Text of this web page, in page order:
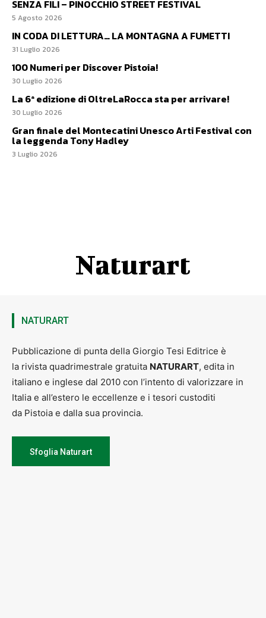
SENZA FILI – PINOCCHIO STREET FESTIVAL
5 Agosto 2026
IN CODA DI LETTURA… LA MONTAGNA A FUMETTI
31 Luglio 2026
100 Numeri per Discover Pistoia!
30 Luglio 2026
La 6ª edizione di OltreLaRocca sta per arrivare!
30 Luglio 2026
Gran finale del Montecatini Unesco Arti Festival con
la leggenda Tony Hadley
3 Luglio 2026
Naturart
NATURART
Pubblicazione di punta della Giorgio Tesi Editrice è
la rivista quadrimestrale gratuita NATURART, edita in
italiano e inglese dal 2010 con l’intento di valorizzare in
Italia e all’estero le eccellenze e i tesori custoditi
da Pistoia e dalla sua provincia.
Sfoglia Naturart